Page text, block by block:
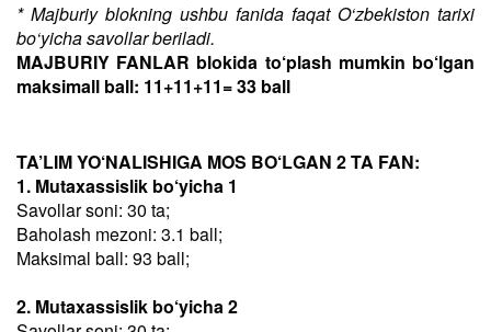
* Majburiy blokning ushbu fanida faqat O‘zbekiston tarixi
bo‘yicha savollar beriladi.
MAJBURIY FANLAR blokida to‘plash mumkin bo‘lgan
maksimall ball: 11+11+11= 33 ball
TA’LIM YO‘NALISHIGA MOS BO‘LGAN 2 TA FAN:
1. Mutaxassislik bo‘yicha 1
Savollar soni: 30 ta;
Baholash mezoni: 3.1 ball;
Maksimal ball: 93 ball;
2. Mutaxassislik bo‘yicha 2